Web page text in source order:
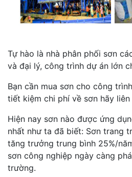
Tự hào là nhà phân phối sơn
và đại lý, công trình dự án lớn
Bạn cần mua sơn cho công
tiết kiệm chi phí về sơn hãy
Hiện nay sơn nào được ứng
nhất như ta đã biết: Sơn trang
tăng trưởng trung bình 25%/
sơn công nghiệp ngày càng
trường.